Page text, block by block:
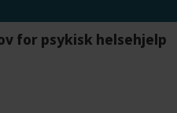
for psykisk helsehjelp